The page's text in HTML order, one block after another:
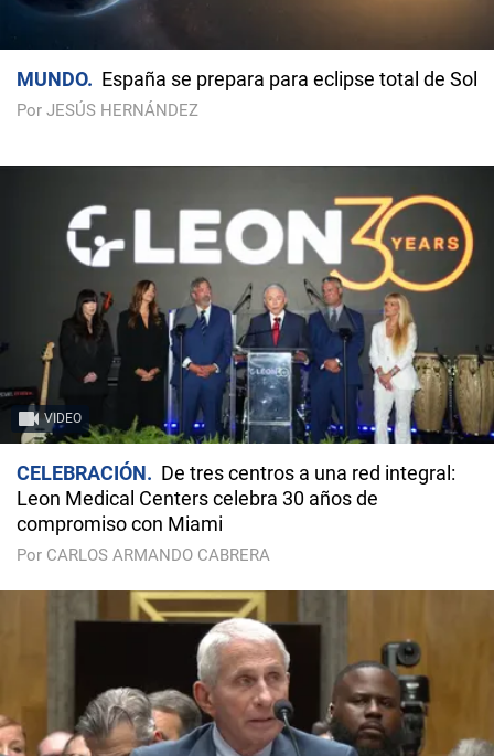
MUNDO España se prepara para eclipse total de Sol
Por JESÚS HERNÁNDEZ
VIDEO
CELEBRACIÓN
De tres centros a una red integral:
Leon Medical Centers celebra 30 años de
compromiso con Miami
Por CARLOS ARMANDO CABRERA